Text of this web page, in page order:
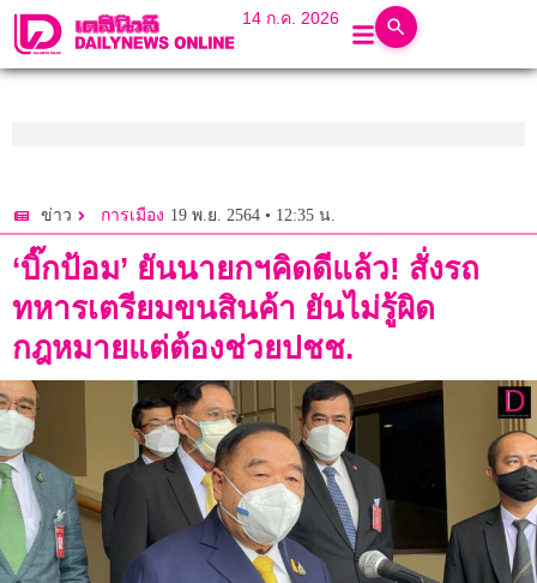
14 ก.ค. 2026
ข่าว การเมือง 19 พ.ย. 2564 • 12:35 น.
‘บิ๊กป้อม’ ยันนายกฯคิดดีแล้ว! สั่งรถ
ทหารเตรียมขนสินค้า ยันไม่รู้ผิด
กฎหมายแต่ต้องช่วยปชช.